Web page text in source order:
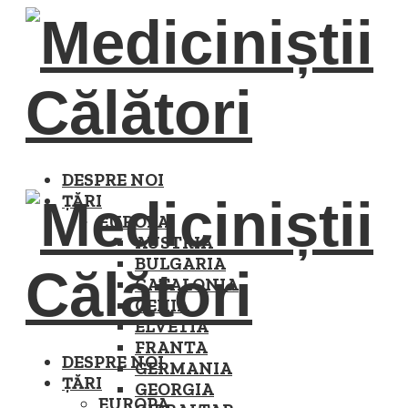
DESPRE NOI
ȚĂRI
EUROPA
AUSTRIA
BULGARIA
CATALONIA
CEHIA
ELVETIA
FRANTA
GERMANIA
GEORGIA
DESPRE NOI
ȚĂRI